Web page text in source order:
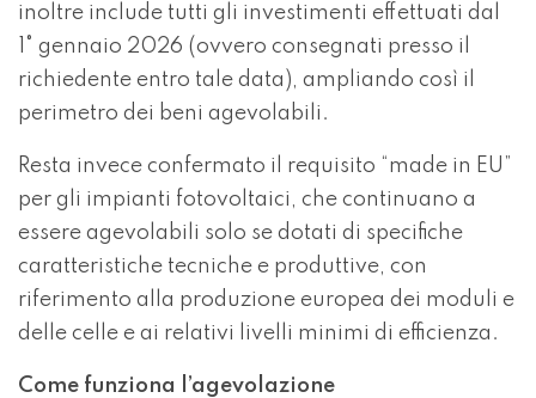
inoltre include tutti gli investimenti effettuati dal
1° gennaio 2026 (ovvero consegnati presso il
richiedente entro tale data), ampliando così il
perimetro dei beni agevolabili.
Resta invece confermato il requisito “made in EU”
per gli impianti fotovoltaici, che continuano a
essere agevolabili solo se dotati di specifiche
caratteristiche tecniche e produttive, con
riferimento alla produzione europea dei moduli e
delle celle e ai relativi livelli minimi di efficienza.
Come funziona l’agevolazione